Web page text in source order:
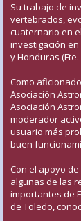
Su trabajo de
vertebrados,
cuaternario en
investigación en
y Honduras
Como
Asociación
Asociación
moderador
usuario más
buen
Con el apoyo
algunas de las
importantes de
de Toledo,